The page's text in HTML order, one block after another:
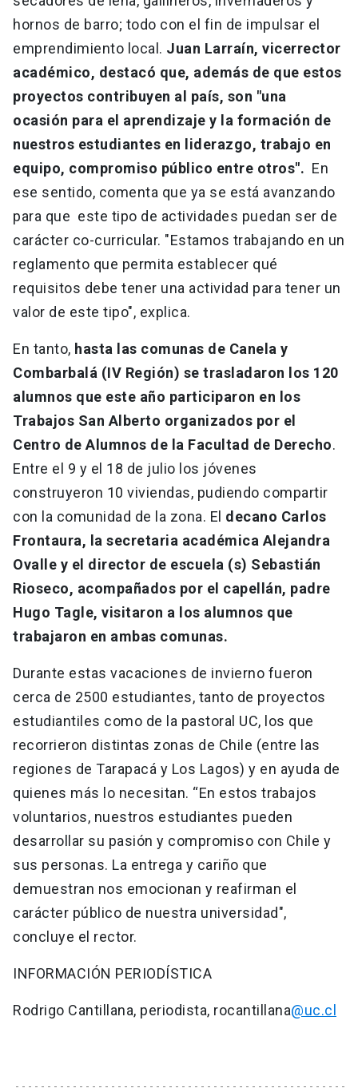
hornos de barro; todo con el fin de impulsar el
emprendimiento local. Juan Larraín, vicerrector
académico, destacó que, además de que estos
proyectos contribuyen al país, son "una
ocasión para el aprendizaje y la formación de
nuestros estudiantes en liderazgo, trabajo en
equipo, compromiso público entre otros". En
ese sentido, comenta que ya se está avanzando
para que este tipo de actividades puedan ser de
carácter co-curricular. "Estamos trabajando en un
reglamento que permita establecer qué
requisitos debe tener una actividad para tener un
valor de este tipo", explica.
En tanto, hasta las comunas de Canela y
Combarbalá (IV Región) se trasladaron los 120
alumnos que este año participaron en los
Trabajos San Alberto organizados por el
Centro de Alumnos de la Facultad de Derecho.
Entre el 9 y el 18 de julio los jóvenes
construyeron 10 viviendas, pudiendo compartir
con la comunidad de la zona. El decano Carlos
Frontaura, la secretaria académica Alejandra
Ovalle y el director de escuela (s) Sebastián
Rioseco, acompañados por el capellán, padre
Hugo Tagle, visitaron a los alumnos que
trabajaron en ambas comunas.
Durante estas vacaciones de invierno fueron
cerca de 2500 estudiantes, tanto de proyectos
estudiantiles como de la pastoral UC, los que
recorrieron distintas zonas de Chile (entre las
regiones de Tarapacá y Los Lagos) y en ayuda de
quienes más lo necesitan. “En estos trabajos
voluntarios, nuestros estudiantes pueden
desarrollar su pasión y compromiso con Chile y
sus personas. La entrega y cariño que
demuestran nos emocionan y reafirman el
carácter público de nuestra universidad",
concluye el rector.
INFORMACIÓN PERIODÍSTICA
Rodrigo Cantillana, periodista, rocantillana@uc.cl